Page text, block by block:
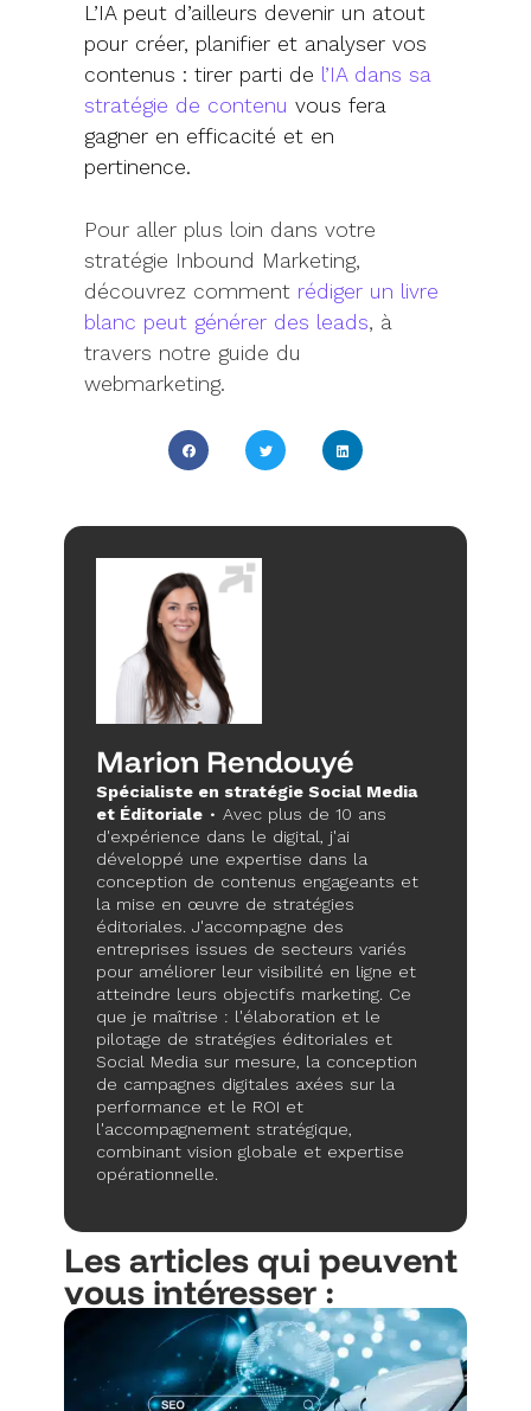
L’IA peut d’ailleurs devenir un atout
pour créer, planifier et analyser vos
contenus : tirer parti de l’IA dans sa
stratégie de contenu vous fera
gagner en efficacité et en
pertinence.
Pour aller plus loin dans votre
stratégie Inbound Marketing,
découvrez comment rédiger un livre
blanc peut générer des leads, à
travers notre guide du
webmarketing.
Marion Rendouyé
Spécialiste en stratégie Social Media
et Éditoriale• Avec plus de 10 ans
d'expérience dans le digital, j'ai
développé une expertise dans la
conception de contenus engageants et
la mise en œuvre de stratégies
éditoriales. J'accompagne des
entreprises issues de secteurs variés
pour améliorer leur visibilité en ligne et
atteindre leurs objectifs marketing. Ce
que je maîtrise : l'élaboration et le
pilotage de stratégies éditoriales et
Social Media sur mesure, la conception
de campagnes digitales axées sur la
performance et le ROI et
l'accompagnement stratégique,
combinant vision globale et expertise
opérationnelle.
Les articles qui peuvent
vous intéresser :